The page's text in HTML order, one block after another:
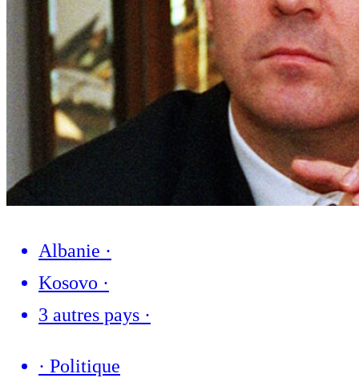
Albanie ·
Kosovo ·
3 autres pays ·
· Politique